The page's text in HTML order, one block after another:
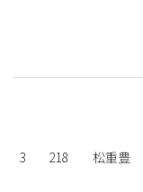
3 218 松重豊